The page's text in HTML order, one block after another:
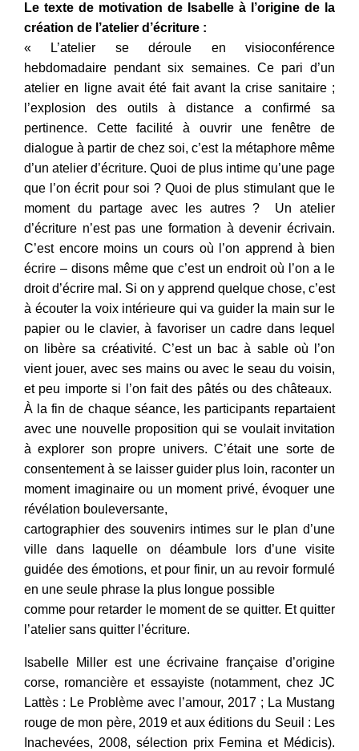
Le texte de motivation de Isabelle à l’origine de la
création de l’atelier d’écriture :
« L’atelier se déroule en visioconférence
hebdomadaire pendant six semaines. Ce pari d’un
atelier en ligne avait été fait avant la crise sanitaire ;
l’explosion des outils à distance a confirmé sa
pertinence. Cette facilité à ouvrir une fenêtre de
dialogue à partir de chez soi, c’est la métaphore même
d’un atelier d’écriture. Quoi de plus intime qu’une page
que l’on écrit pour soi ? Quoi de plus stimulant que le
moment du partage avec les autres ? Un atelier
d’écriture n’est pas une formation à devenir écrivain.
C’est encore moins un cours où l’on apprend à bien
écrire – disons même que c’est un endroit où l’on a le
droit d’écrire mal. Si on y apprend quelque chose, c’est
à écouter la voix intérieure qui va guider la main sur le
papier ou le clavier, à favoriser un cadre dans lequel
on libère sa créativité. C’est un bac à sable où l’on
vient jouer, avec ses mains ou avec le seau du voisin,
et peu importe si l’on fait des pâtés ou des châteaux.
À la fin de chaque séance, les participants repartaient
avec une nouvelle proposition qui se voulait invitation
à explorer son propre univers. C’était une sorte de
consentement à se laisser guider plus loin, raconter un
moment imaginaire ou un moment privé, évoquer une
révélation bouleversante,
cartographier des souvenirs intimes sur le plan d’une
ville dans laquelle on déambule lors d’une visite
guidée des émotions, et pour finir, un au revoir formulé
en une seule phrase la plus longue possible
comme pour retarder le moment de se quitter. Et quitter
l’atelier sans quitter l’écriture.
Isabelle Miller est une écrivaine française d’origine
corse, romancière et essayiste (notamment, chez JC
Lattès : Le Problème avec l’amour, 2017 ; La Mustang
rouge de mon père, 2019 et aux éditions du Seuil : Les
Inachevées, 2008, sélection prix Femina et Médicis).